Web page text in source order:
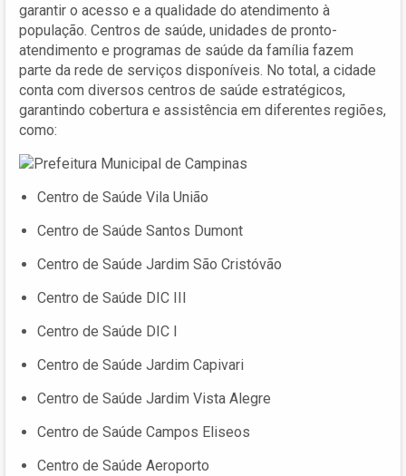
garantir o acesso e a qualidade do atendimento à
população. Centros de saúde, unidades de pronto-
atendimento e programas de saúde da família fazem
parte da rede de serviços disponíveis. No total, a cidade
conta com diversos centros de saúde estratégicos,
garantindo cobertura e assistência em diferentes regiões,
como:
Centro de Saúde Vila União
Centro de Saúde Santos Dumont
Centro de Saúde Jardim São Cristóvão
Centro de Saúde DIC III
Centro de Saúde DIC I
Centro de Saúde Jardim Capivari
Centro de Saúde Jardim Vista Alegre
Centro de Saúde Campos Eliseos
Centro de Saúde Aeroporto